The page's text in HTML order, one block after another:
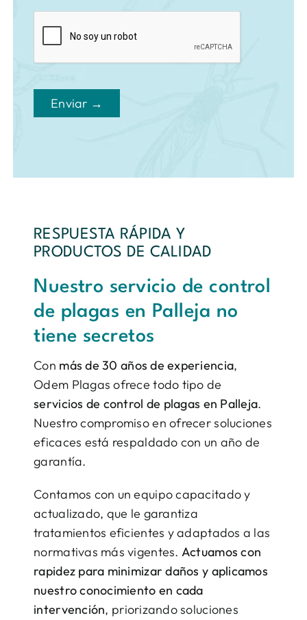
Enviar →
RESPUESTA RÁPIDA Y
PRODUCTOS DE CALIDAD
Nuestro servicio de control
de plagas en Palleja no
tiene secretos
Con más de 30 años de experiencia,
Odem Plagas ofrece todo tipo de
servicios de control de plagas en Palleja.
Nuestro compromiso en ofrecer soluciones
eficaces está respaldado con un año de
garantía.
Contamos con un equipo capacitado y
actualizado, que le garantiza
tratamientos eficientes y adaptados a las
normativas más vigentes. Actuamos con
rapidez para minimizar daños y aplicamos
nuestro conocimiento en cada
intervención, priorizando soluciones